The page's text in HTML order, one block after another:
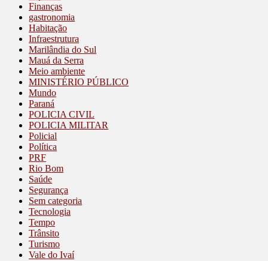
Finanças
gastronomia
Habitação
Infraestrutura
Marilândia do Sul
Mauá da Serra
Meio ambiente
MINISTÉRIO PÚBLICO
Mundo
Paraná
POLICIA CIVIL
POLICIA MILITAR
Policial
Política
PRF
Rio Bom
Saúde
Segurança
Sem categoria
Tecnologia
Tempo
Trânsito
Turismo
Vale do Ivaí